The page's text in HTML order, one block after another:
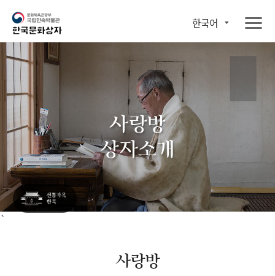
한국어
`
사랑방
상자소개
사랑방